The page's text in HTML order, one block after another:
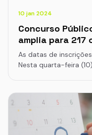
10 jan 2024
Concurso
amplia para
As datas de
Nesta quarta-feira